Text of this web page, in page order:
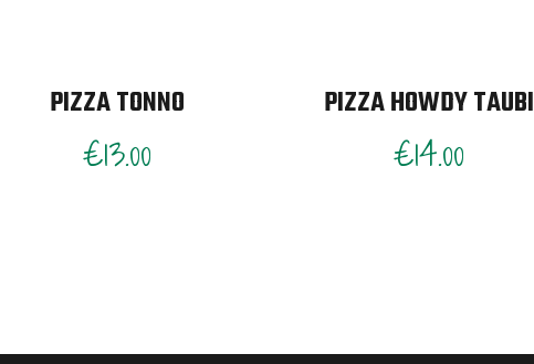
PIZZA TONNO
€13.00
PIZZA HOWDY TAUBI
€14.00